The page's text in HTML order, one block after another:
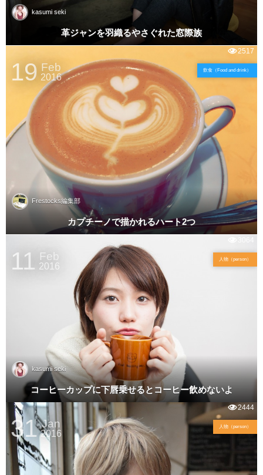
kasumi seki
革ジャンを羽織るやさぐれた窓際族
Frestocks編集部
カプチーノで描かれるハート2つ
19 Feb
2016
飲食（Food and drink）
2517
kasumi seki
コーヒーカップに下唇乗せるとコーヒー飲めないよ
11 Feb
2016
人物（person）
31 Jan
2016
人物（person）
2444